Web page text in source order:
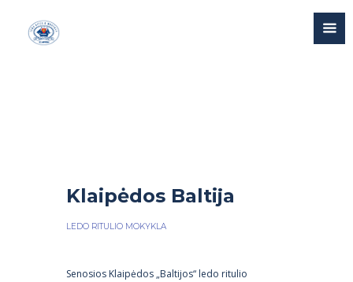
Klaipėdos Baltija
LEDO RITULIO MOKYKLA
Senosios Klaipėdos „Baltijos“ ledo ritulio